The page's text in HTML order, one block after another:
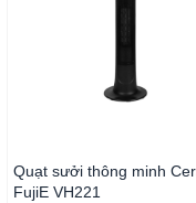
Quạt sưởi thông minh
FujiE VH221